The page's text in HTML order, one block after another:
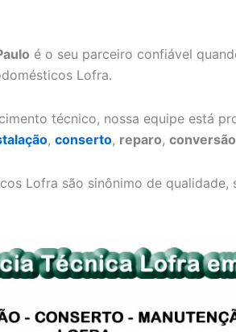
é o seu parceiro confiável
Lofra.
técnico, nossa equipe está
, conserto, reparo, conversão
Lofra são sinônimo de qualidade,